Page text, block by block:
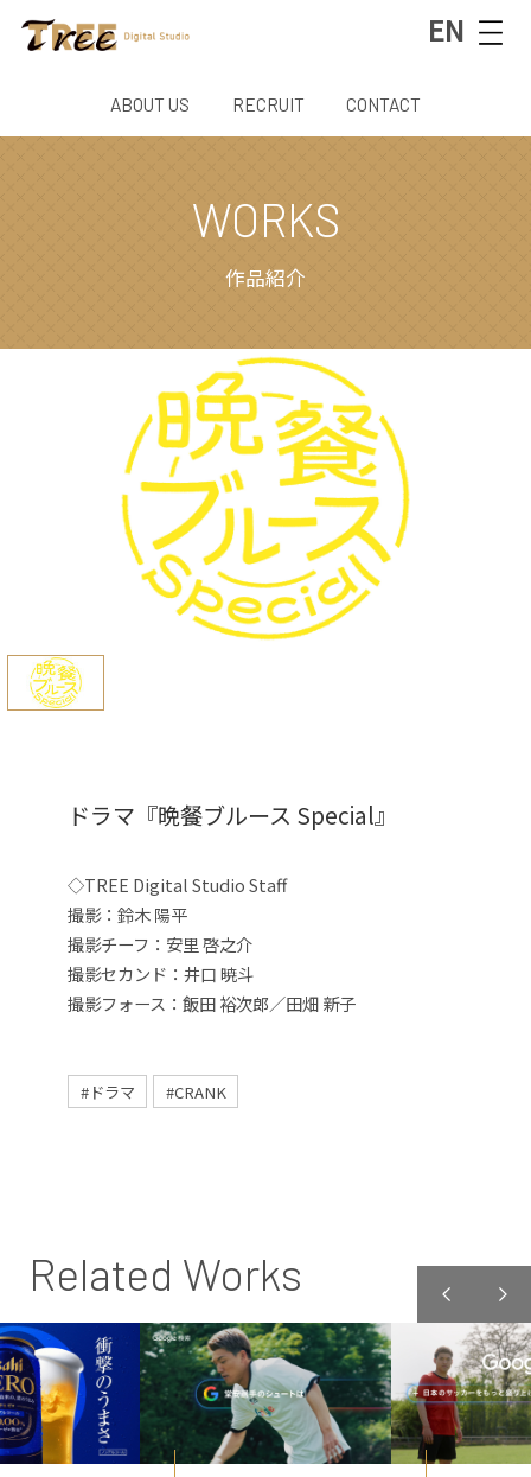
EN
ABOUT US RECRUIT CONTACT
WORKS
作品紹介
ドラマ『晩餐ブルース Special』
◇TREE Digital Studio Staff
撮影：鈴木 陽平
撮影チーフ：安里 啓之介
撮影セカンド：井口 暁斗
撮影フォース：飯田 裕次郎／田畑 新子
#ドラマ #CRANK
Related Works